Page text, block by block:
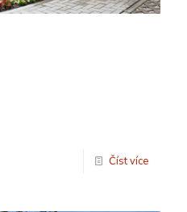
Číst více